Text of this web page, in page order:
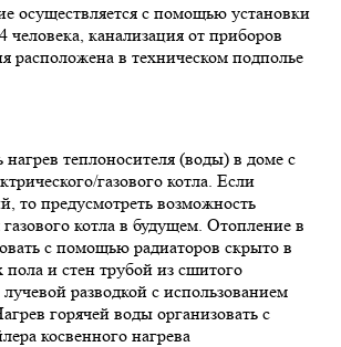
осуществляется с помощью установки
человека, канализация от приборов
расположена в техническом подполье
нагрев теплоносителя (воды) в доме с
газового котла. Если
то предусмотреть возможность
котла в будущем. Отопление в
с помощью радиаторов скрыто в
пола и стен трубой из сшитого
разводкой с использованием
горячей воды организовать с
косвенного нагрева